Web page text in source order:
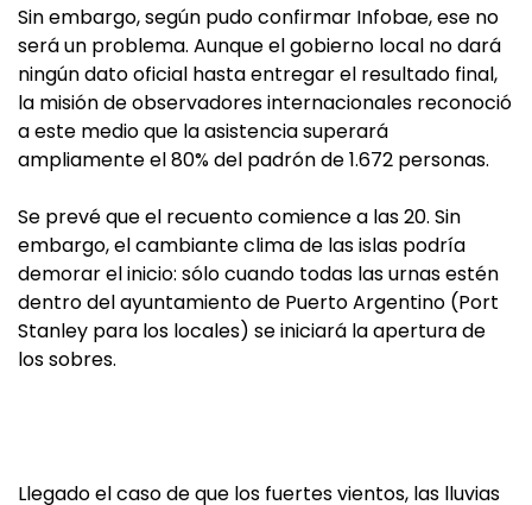
Sin embargo, según pudo confirmar Infobae, ese no
será un problema. Aunque el gobierno local no dará
ningún dato oficial hasta entregar el resultado final,
la misión de observadores internacionales reconoció
a este medio que la asistencia superará
ampliamente el 80% del padrón de 1.672 personas.
Se prevé que el recuento comience a las 20. Sin
embargo, el cambiante clima de las islas podría
demorar el inicio: sólo cuando todas las urnas estén
dentro del ayuntamiento de Puerto Argentino (Port
Stanley para los locales) se iniciará la apertura de
los sobres.
Llegado el caso de que los fuertes vientos, las lluvias